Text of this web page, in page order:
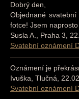
Dobrý den,
Objednané
fotce! Jsem
Susla A., Praha 3,
Svatební oznámení
Oznámení je
Ivuška, Tlučná,
Svatební oznámení